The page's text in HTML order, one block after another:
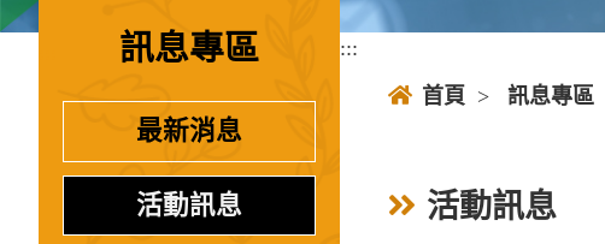
訊息專區
最新消息
活動訊息
:::
首頁 > 訊息專區
活動訊息